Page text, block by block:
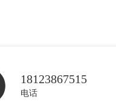
18123867515
电话